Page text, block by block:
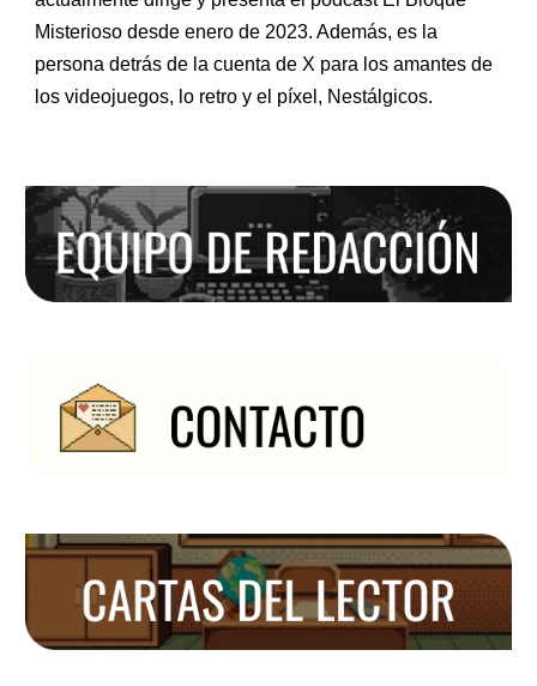
Misterioso desde enero de 2023. Además, es la
persona detrás de la cuenta de X para los amantes de
los videojuegos, lo retro y el píxel, Nestálgicos.